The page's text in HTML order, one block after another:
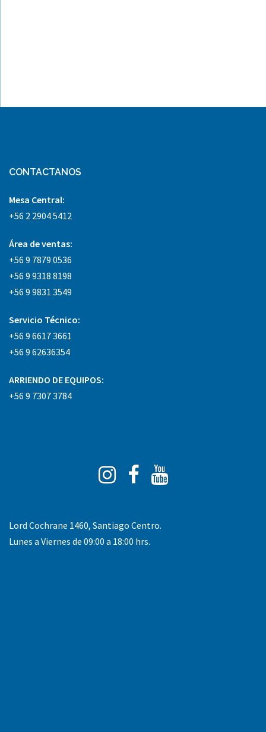
CONTACTANOS
Mesa Central:
+56 2 2904 5412
Área de ventas:
+56 9 7879 0536
+56 9 9318 8198
+56 9 9831 3549
Servicio Técnico:
+56 9 6617 3661
+56 9 62636354
ARRIENDO DE EQUIPOS:
+56 9 7307 3784
Instagram
Facebook
Tube
Lord Cochrane 1460, Santiago Centro.
Lunes a Viernes de 09:00 a 18:00 hrs.